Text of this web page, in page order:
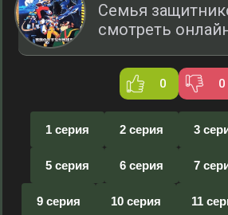
Семья
смотреть
0 0
1 серия 2 серия 3
5 серия 6 серия 7
9 серия 10 серия 11